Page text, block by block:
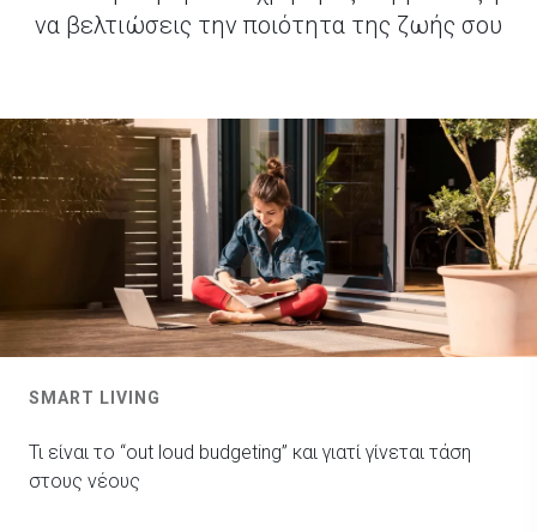
να βελτιώσεις την ποιότητα της ζωής σου
SMART LIVING
Τι είναι το “out loud budgeting” και γιατί γίνεται τάση
στους νέους